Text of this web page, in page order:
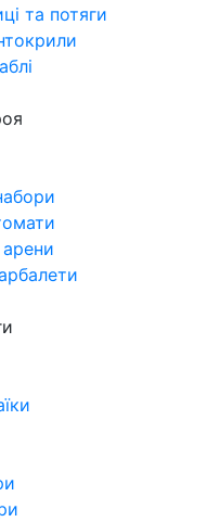
та потяги